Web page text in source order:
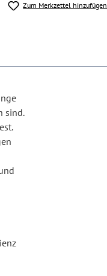
Zum Merkzettel hinzufügen
sind.